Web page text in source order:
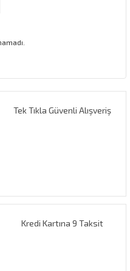
Tek Tıkla Güvenli Alışveriş
Kredi Kartına 9 Taksit